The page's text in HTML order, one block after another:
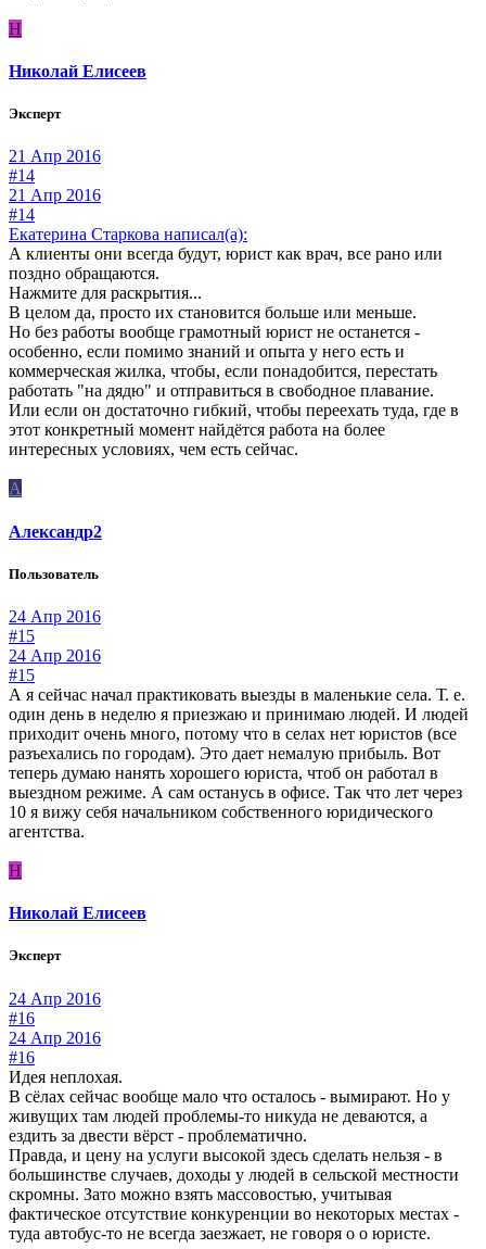
Н
Николай Елисеев
Эксперт
21 Апр 2016
#14
21 Апр 2016
#14
Екатерина Старкова написал(а):
А клиенты они всегда будут, юрист как врач, все рано или
поздно обращаются.
Нажмите для раскрытия...
В целом да, просто их становится больше или меньше.
Но без работы вообще грамотный юрист не останется -
особенно, если помимо знаний и опыта у него есть и
коммерческая жилка, чтобы, если понадобится, перестать
работать "на дядю" и отправиться в свободное плавание.
Или если он достаточно гибкий, чтобы переехать туда, где в
этот конкретный момент найдётся работа на более
интересных условиях, чем есть сейчас.
А
Александр2
Пользователь
24 Апр 2016
#15
24 Апр 2016
#15
А я сейчас начал практиковать выезды в маленькие села. Т. е.
один день в неделю я приезжаю и принимаю людей. И людей
приходит очень много, потому что в селах нет юристов (все
разъехались по городам). Это дает немалую прибыль. Вот
теперь думаю нанять хорошего юриста, чтоб он работал в
выездном режиме. А сам останусь в офисе. Так что лет через
10 я вижу себя начальником собственного юридического
агентства.
Н
Николай Елисеев
Эксперт
24 Апр 2016
#16
24 Апр 2016
#16
Идея неплохая.
В сёлах сейчас вообще мало что осталось - вымирают. Но у
живущих там людей проблемы-то никуда не деваются, а
ездить за двести вёрст - проблематично.
Правда, и цену на услуги высокой здесь сделать нельзя - в
большинстве случаев, доходы у людей в сельской местности
скромны. Зато можно взять массовостью, учитывая
фактическое отсутствие конкуренции во некоторых местах -
туда автобус-то не всегда заезжает, не говоря о о юристе.